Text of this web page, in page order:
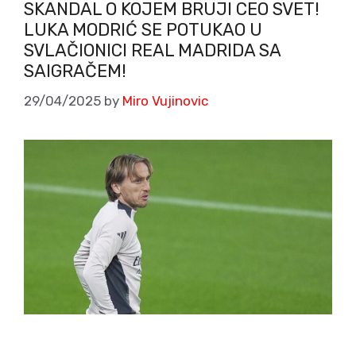
SKANDAL O KOJEM BRUJI CEO SVET!
LUKA MODRIĆ SE POTUKAO U
SVLAČIONICI REAL MADRIDA SA
SAIGRAČEM!
29/04/2025 by Miro Vujinovic